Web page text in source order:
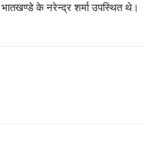
के नरेन्द्र शर्मा उपस्थित थे।